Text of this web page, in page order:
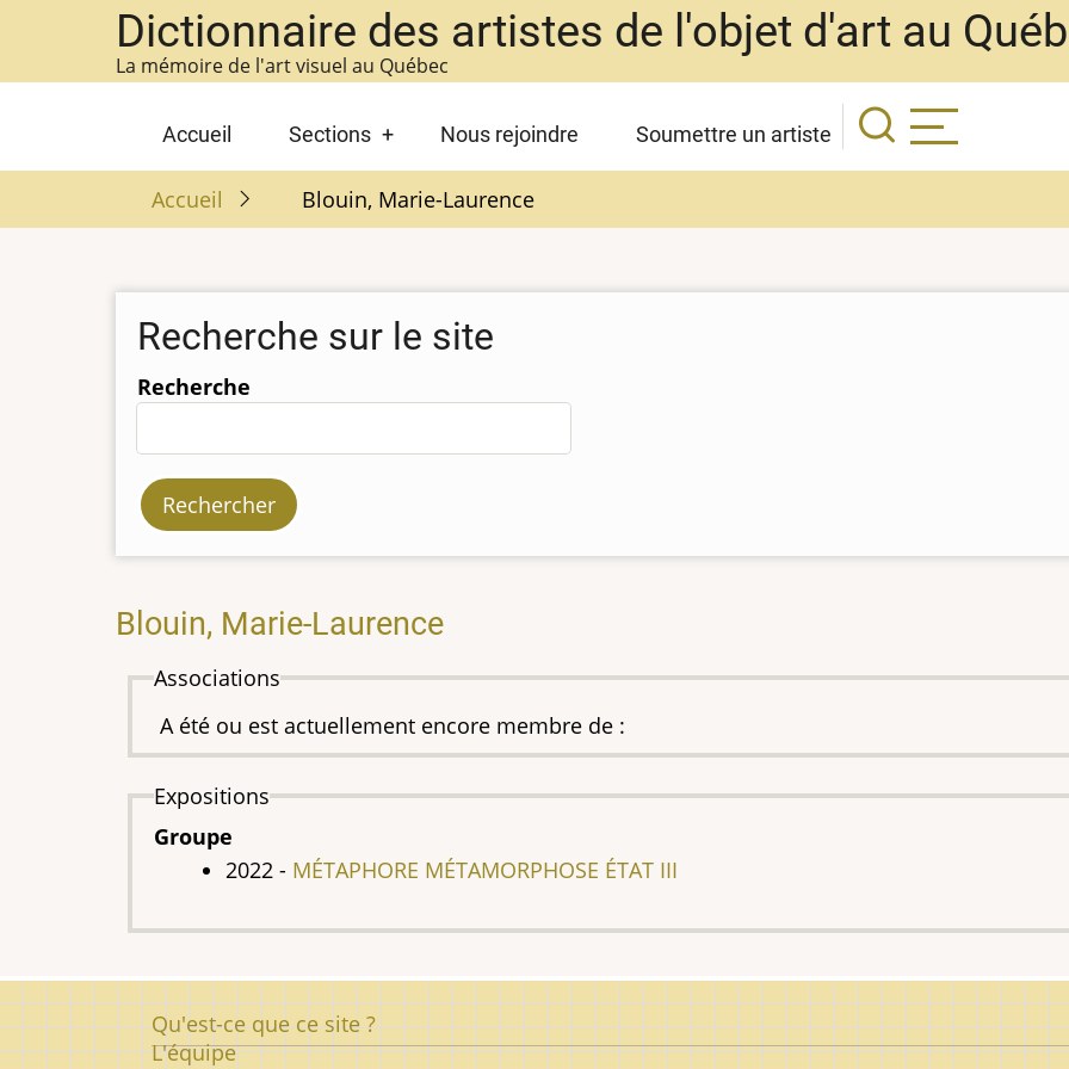
contenu
Dictionnaire des artistes de l'objet d'art au
La mémoire de l'art visuel au Québec
Main
navigation
Accueil Sections Nous rejoindre Soumettre un artiste
Accueil Blouin, Marie-Laurence
Recherche sur le site
Recherche
Blouin, Marie-Laurence
Associations
A été ou est actuellement encore membre de :
Expositions
Groupe
2022 - MÉTAPHORE MÉTAMORPHOSE ÉTAT III
Pied
de
Qu'est-ce que ce site ?
L'équipe